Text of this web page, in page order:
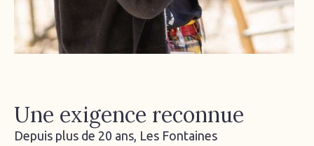
Une exigence reconnue
Depuis plus de 20 ans, Les Fontaines